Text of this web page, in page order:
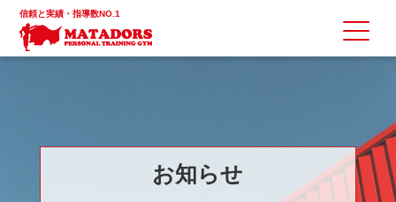
信頼と実績・指導数NO.1
お知らせ